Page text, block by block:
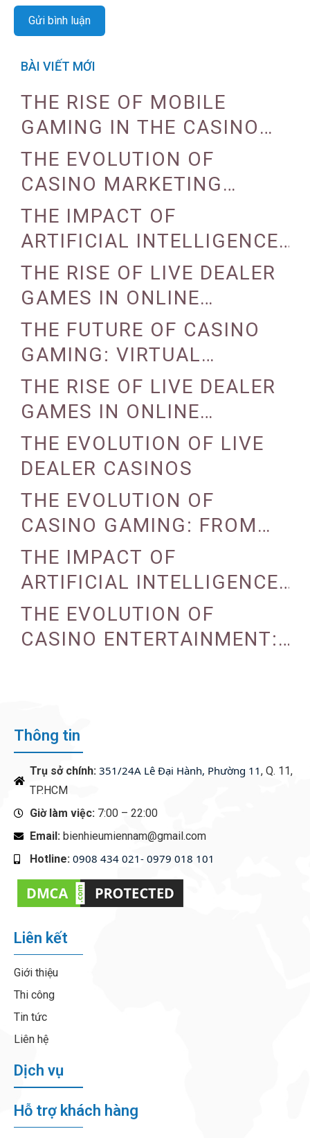
BÀI VIẾT MỚI
THE RISE OF MOBILE
GAMING IN THE CASINO
INDUSTRY
THE EVOLUTION OF
CASINO MARKETING
STRATEGIES
THE IMPACT OF
ARTIFICIAL INTELLIGENCE
ON CASINO OPERATIONS
THE RISE OF LIVE DEALER
GAMES IN ONLINE
CASINOS
THE FUTURE OF CASINO
GAMING: VIRTUAL
REALITY AND AUGMENTED
REALITY
THE RISE OF LIVE DEALER
GAMES IN ONLINE
CASINOS
THE EVOLUTION OF LIVE
DEALER CASINOS
THE EVOLUTION OF
CASINO GAMING: FROM
TRADITIONAL TO DIGITAL
THE IMPACT OF
ARTIFICIAL INTELLIGENCE
ON CASINO OPERATIONS
THE EVOLUTION OF
CASINO ENTERTAINMENT:
Thông tin
Trụ sở chính: 351/24A Lê Đại Hành, Phường 11, Q. 11,
TP.HCM
Giờ làm việc: 7:00 – 22:00
Email: bienhieumiennam@gmail.com
Hotline: 0908 434 021- 0979 018 101
Liên kết
Giới thiệu
Thi công
Tin tức
Liên hệ
Dịch vụ
Hỗ trợ khách hàng